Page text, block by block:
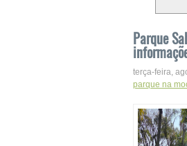
Parque
terça-feira,
parque na